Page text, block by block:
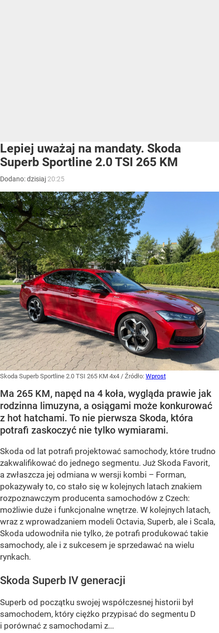
Lepiej uważaj na mandaty. Skoda
Superb Sportline 2.0 TSI 265 KM
Dodano:dzisiaj 20:25
Skoda Superb Sportline 2.0 TSI 265 KM 4x4 / Źródło: Wprost
Ma 265 KM, napęd na 4 koła, wygląda prawie jak
rodzinna limuzyna, a osiągami może konkurować
z hot hatchami. To nie pierwsza Skoda, która
potrafi zaskoczyć nie tylko wymiarami.
Skoda od lat potrafi projektować samochody, które trudno
zakwalifikować do jednego segmentu. Już Skoda Favorit,
a zwłaszcza jej odmiana w wersji kombi – Forman,
pokazywały to, co stało się w kolejnych latach znakiem
rozpoznawczym producenta samochodów z Czech:
możliwie duże i funkcjonalne wnętrze. W kolejnych latach,
wraz z wprowadzaniem modeli Octavia, Superb, ale i Scala,
Skoda udowodniła nie tylko, że potrafi produkować takie
samochody, ale i z sukcesem je sprzedawać na wielu
rynkach.
Skoda Superb IV generacji
Superb od początku swojej współczesnej historii był
samochodem, który ciężko przypisać do segmentu D
i porównać z samochodami z...